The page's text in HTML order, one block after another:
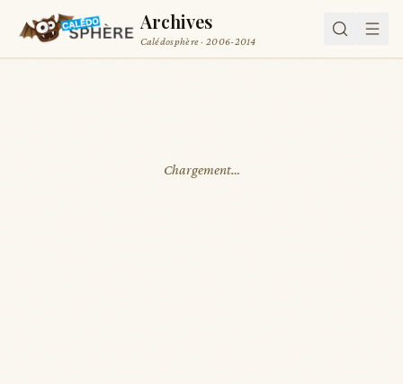
Archives
Calédosphère · 2006-2014
Chargement…